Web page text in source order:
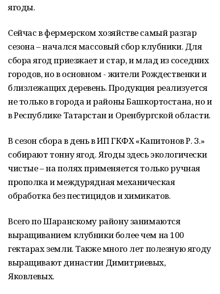
ягоды.
Сейчас в фермерском хозяйстве самый разгар
сезона – начался массовый сбор клубники. Для
сбора ягод приезжает и стар, и млад из соседних
городов, но в основном - жители Рождественки и
близлежащих деревень. Продукция реализуется
не только в города и районы Башкортостана, но и
в Республике Татарстан и Оренбургской области.
В сезон сбора в день в ИП ГКФХ «Капитонов Р. З.»
собирают тонну ягод. Ягоды здесь экологически
чистые – на полях применяется только ручная
прополка и междурядная механическая
обработка без пестицидов и химикатов.
Всего по Шаранскому району занимаются
выращиванием клубники более чем на 100
гектарах земли. Также много лет полезную ягоду
выращивают династии Димитриевых,
Яковлевых.